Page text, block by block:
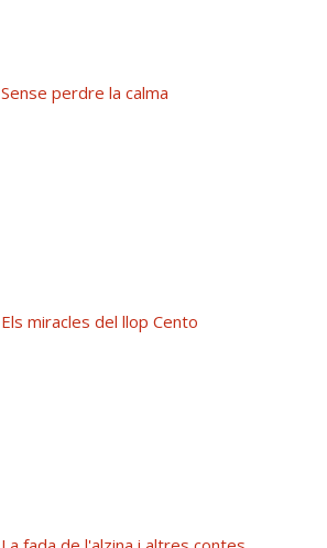
Sense perdre la calma
Els miracles del llop Cento